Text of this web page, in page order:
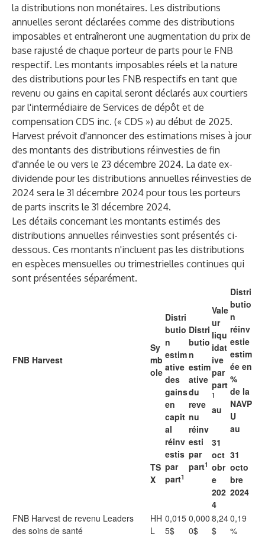
la distributions non monétaires. Les distributions
annuelles seront déclarées comme des distributions
imposables et entraîneront une augmentation du prix de
base rajusté de chaque porteur de parts pour le FNB
respectif. Les montants imposables réels et la nature
des distributions pour les FNB respectifs en tant que
revenu ou gains en capital seront déclarés aux courtiers
par l'intermédiaire de Services de dépôt et de
compensation CDS inc. (« CDS ») au début de 2025.
Harvest prévoit d'annoncer des estimations mises à jour
des montants des distributions réinvesties de fin
d'année le ou vers le 23 décembre 2024. La date ex-
dividende pour les distributions annuelles réinvesties de
2024 sera le 31 décembre 2024 pour tous les porteurs
de parts inscrits le 31 décembre 2024.
Les détails concernant les montants estimés des
distributions annuelles réinvesties sont présentés ci-
dessous. Ces montants n'incluent pas les distributions
en espèces mensuelles ou trimestrielles continues qui
sont présentées séparément.
FNB Harvest
Sy
mb
ole
Distri
butio
n
estim
ative
des
gains
en
capit
al
réinv
estis
par
part1
Distri
butio
n
estim
ative
du
reve
nu
réinv
esti
par
part1
Vale
ur
liqu
idat
ive
par
part
1
au
Distri
butio
n
réinv
estie
estim
ée en
%
de la
NAVP
U
au
TS
X
31
oct
obr
e
202
4
31
octo
bre
2024
FNB Harvest de revenu Leaders
des soins de santé
HH
L
0,015
5$
0,000
0$
8,24
$
0,19
%